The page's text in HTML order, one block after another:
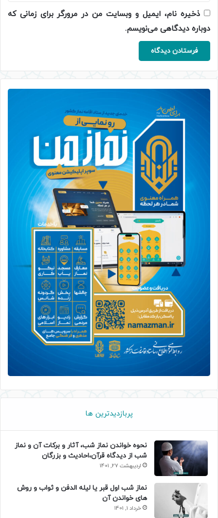
ذخیره نام، ایمیل و وبسایت من در مرورگر برای زمانی که
دوباره دیدگاهی می‌نویسم.
پربازدیدترین ها
نحوه خواندن نماز شب، آثار و برکات آن و نماز
شب از دیدگاه قرآن،احادیث و بزرگان
اردیبهشت 27, 1401
نماز شب اول قبر یا لیله الدفن و ثواب و روش
های خواندن آن
خرداد 1, 1401